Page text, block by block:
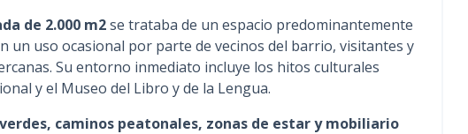
de 2.000 m2se trataba de un espacio predominantemente
un uso ocasional por parte de vecinos del barrio, visitantes y
Su entorno inmediato incluye los hitos culturales
y el Museo del Libro y de la Lengua.
caminos peatonales, zonas de estar y mobiliario